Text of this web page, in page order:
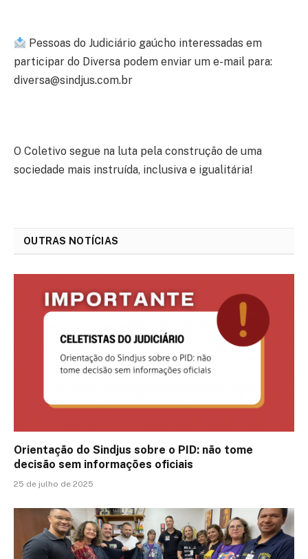
Pessoas do Judiciário gaúcho interessadas em
participar do Diversa podem enviar um e-mail para:
diversa@sindjus.com.br
O Coletivo segue na luta pela construção de uma
sociedade mais instruída, inclusiva e igualitária!
OUTRAS NOTÍCIAS
Orientação do Sindjus sobre o PID: não tome
decisão sem informações oficiais
25 de julho de 2025